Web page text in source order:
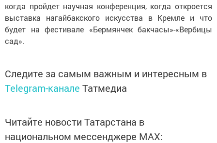
когда пройдет научная конференция, когда откроется
выставка нагайбакского искусства в Кремле и что
будет на фестивале «Бермянчек бакчасы»-«Вербицы
сад».
Следите за самым важным и интересным в
Telegram-канале Татмедиа
Читайте новости Татарстана в
национальном мессенджере MАХ: